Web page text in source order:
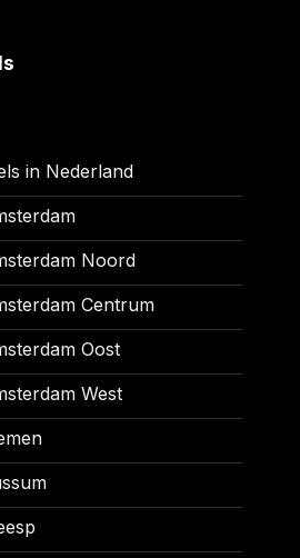
in Nederland
Noord
Centrum
Oost
West